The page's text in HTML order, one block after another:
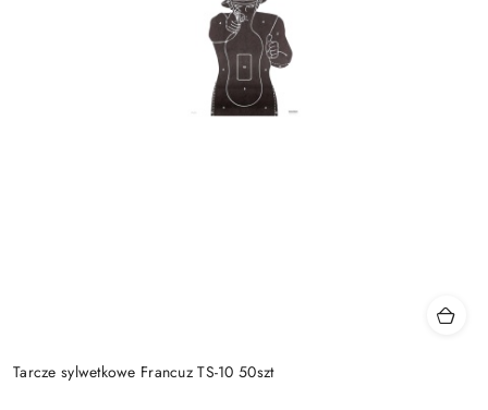
Tarcze sylwetkowe Francuz TS-10 50szt